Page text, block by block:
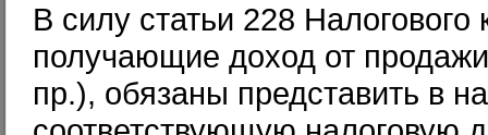
В силу статьи 228
получающие доход от
пр.), обязаны представить в